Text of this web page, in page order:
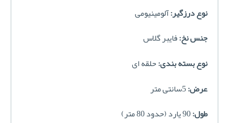
نوع درزگیر:آلومینیومی
جنس نخ:فایبر گلاس
نوع بسته بندی:حلقه ای
عرض:
طول: